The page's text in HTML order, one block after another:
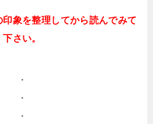
象を整理してから読んでみて
下さい。
・
・
・